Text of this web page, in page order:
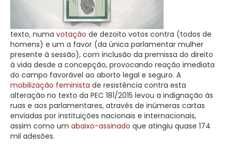
texto, numa votação de dezoito votos contra (todos de
homens) e um a favor (da única parlamentar mulher
presente à sessão), com inclusão da premissa do direito
à vida desde a concepção, provocando reação imediata
do campo favorável ao aborto legal e seguro. A
mobilização feminista de resistência contra esta
alteração no texto da PEC 181/2015 levou a indignação às
ruas e aos parlamentares, através de inúmeras cartas
enviadas por instituições nacionais e internacionais,
assim como um abaixo-assinado que atingiu quase 174
mil adesões.